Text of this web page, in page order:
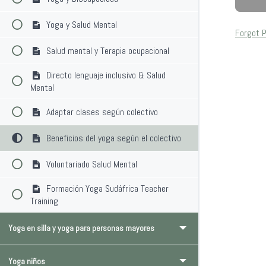
Yoga y Salud Mental
Salud mental y Terapia ocupacional
Directo lenguaje inclusivo & Salud
Mental
Adaptar clases según colectivo
Beneficios del yoga según el colectivo
Voluntariado Salud Mental
Formación Yoga Sudáfrica Teacher
Training
Yoga en silla y yoga para personas mayores
Yoga niños
Forgot